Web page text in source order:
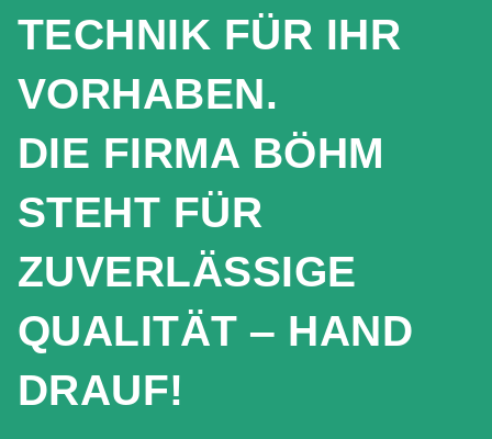
TECHNIK FÜR IHR
VORHABEN.
DIE FIRMA BÖHM
STEHT FÜR
ZUVERLÄSSIGE
QUALITÄT ‒ HAND
DRAUF!